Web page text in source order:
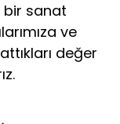
bir sanat
ve
değer